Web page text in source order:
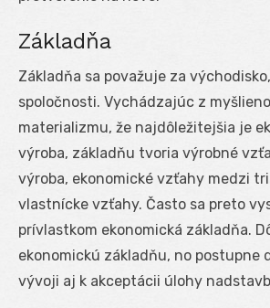
Základňa
Základňa sa považuje za
spoločnosti. Vychádzajúc z
materializmu, že najdôležitejšia je
výroba, základňu tvoria výrobné
výroba, ekonomické vzťahy medzi
vlastnícke vzťahy. Často sa preto
prívlastkom ekonomická základňa.
ekonomickú základňu, no postupne
vývoji aj k akceptácii úlohy